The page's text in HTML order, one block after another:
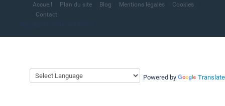
Powered by Translate
Accueil Plan du site Blog Mentions légales
Cookies
Contact